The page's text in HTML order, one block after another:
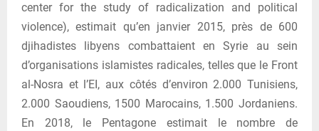
center for the study of radicalization and political
violence), estimait qu’en janvier 2015, près de 600
djihadistes libyens combattaient en Syrie au sein
d’organisations islamistes radicales, telles que le Front
al-Nosra et l’EI, aux côtés d’environ 2.000 Tunisiens,
2.000 Saoudiens, 1500 Marocains, 1.500 Jordaniens.
En 2018, le Pentagone estimait le nombre de